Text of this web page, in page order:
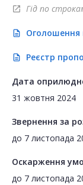
open_in_new Гід по
description Оголошення
description Реєстр
Дата
31 жовтня 2024
Звернення за
до 7 листопада
Оскарження
до 7 листопада